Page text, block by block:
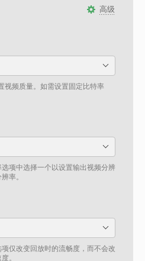
高级
视频质量。如需设置固定比特率
项中选择一个以设置输出视频分辨
率。
仅改变回放时的流畅度，而不会改
。